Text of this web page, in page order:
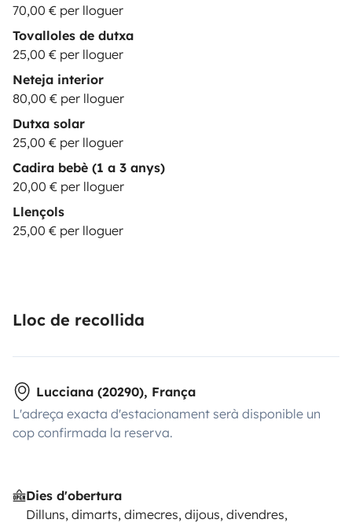
70,00 € per lloguer
Tovalloles de dutxa
25,00 € per lloguer
Neteja interior
80,00 € per lloguer
Dutxa solar
25,00 € per lloguer
Cadira bebè (1 a 3 anys)
20,00 € per lloguer
Llençols
25,00 € per lloguer
Lloc de recollida
Lucciana (20290), França
L'adreça exacta d'estacionament serà disponible un
cop confirmada la reserva.
Dies d'obertura
Dilluns, dimarts, dimecres, dijous, divendres,